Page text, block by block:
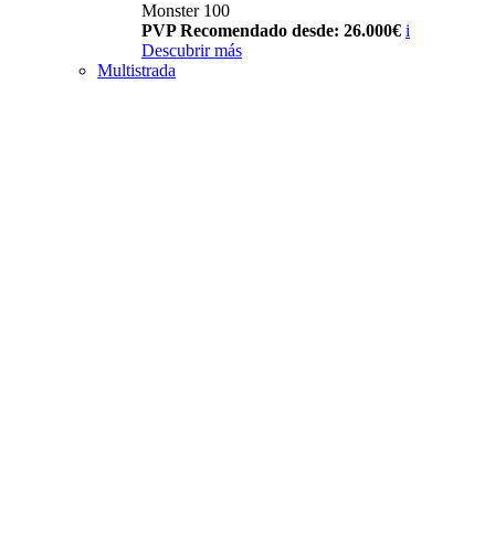
Monster 100
PVP Recomendado desde: 26.000€ i
Descubrir más
Multistrada